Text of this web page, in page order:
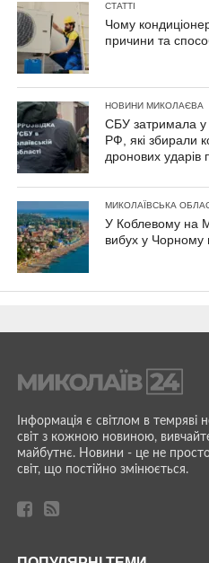
СТАТТІ
Чому
причини та
НОВИНИ МИКОЛАЄВА
СБУ затримала у
РФ, які збирали
дронових ударів
МИКОЛАЇВСЬКА
У Коблевому на
вибух у Чорному
Інформація є світлом в темряві
світ з кожною новиною,
майбутнє. Новини - це не
світ, що постійно змінюється.